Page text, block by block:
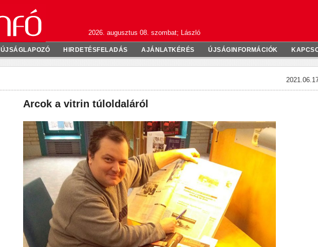
2026. augusztus 08. szombat; László
ÚJSÁGLAPOZÓ HIRDETÉSFELADÁS AJÁNLATKÉRÉS ÚJSÁGINFORMÁCIÓK
Arcok a vitrin túloldaláról